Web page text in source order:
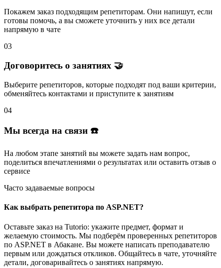
Покажем заказ подходящим репетиторам. Они напишут, если
готовы помочь, а вы сможете уточнить у них все детали
напрямую в чате
03
Договоритесь о занятиях 🤝
Выберите репетиторов, которые подходят под ваши критерии,
обменяйтесь контактами и приступите к занятиям
04
Мы всегда на связи ☎️
На любом этапе занятий вы можете задать нам вопрос,
поделиться впечатлениями о результатах или оставить отзыв о
сервисе
Часто задаваемые вопросы
Как выбрать репетитора по ASP.NET?
Оставьте заказ на Tutorio: укажите предмет, формат и
желаемую стоимость. Мы подберём проверенных репетиторов
по ASP.NET в Абакане. Вы можете написать преподавателю
первым или дождаться откликов. Общайтесь в чате, уточняйте
детали, договаривайтесь о занятиях напрямую.